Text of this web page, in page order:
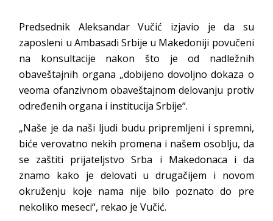
Predsednik Aleksandar Vučić izjavio je da su
zaposleni u Ambasadi Srbije u Makedoniji povučeni
na konsultacije nakon što je od nadležnih
obaveštajnih organa „dobijeno dovoljno dokaza o
veoma ofanzivnom obaveštajnom delovanju protiv
određenih organa i institucija Srbije“.
„Naše je da naši ljudi budu pripremljeni i spremni,
biće verovatno nekih promena i našem osoblju, da
se zaštiti prijateljstvo Srba i Makedonaca i da
znamo kako je delovati u drugačijem i novom
okruženju koje nama nije bilo poznato do pre
nekoliko meseci“, rekao je Vučić.